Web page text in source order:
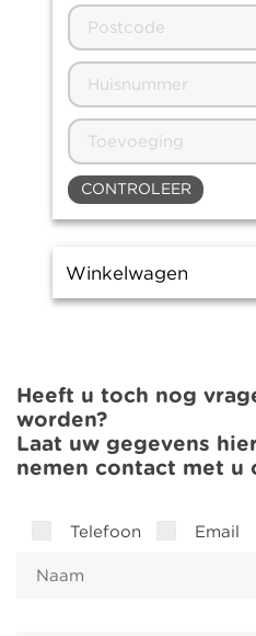
CONTROLEER
Winkelwagen
Heeft u toch nog
worden?
Laat uw gegevens
nemen contact met u
Telefoon Email